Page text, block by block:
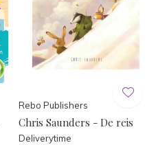
Rebo Publishers
Chris Saunders - De reis
Deliverytime